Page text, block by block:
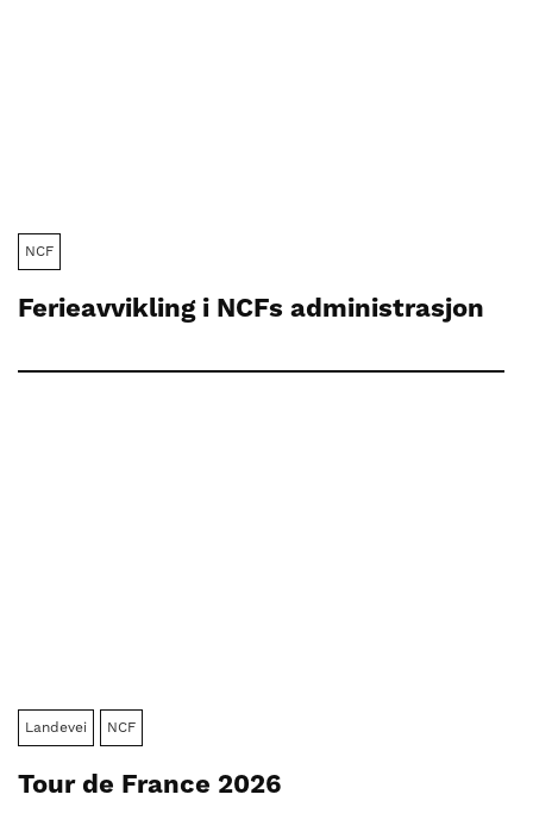
NCF
Ferieavvikling i NCFs administrasjon
Landevei NCF
Tour de France 2026